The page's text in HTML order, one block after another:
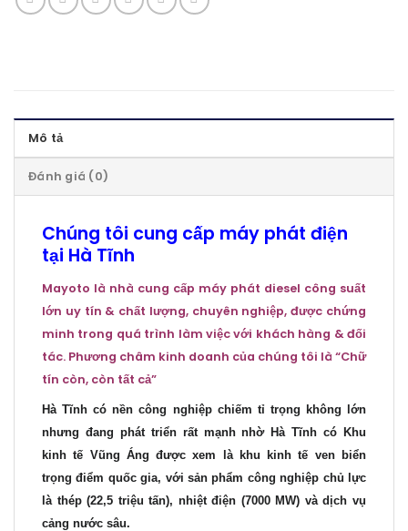
Mô tả
Đánh giá (0)
Chúng tôi cung cấp máy phát điện
tại Hà Tĩnh
Mayoto là nhà cung cấp máy phát diesel công suất
lớn uy tín & chất lượng, chuyên nghiệp, được chứng
minh trong quá trình làm việc với khách hàng & đối
tác. Phương châm kinh doanh của chúng tôi là “Chữ
tín còn, còn tất cả”
Hà Tĩnh có nền công nghiệp chiếm tỉ trọng không lớn
nhưng đang phát triển rất mạnh nhờ Hà Tĩnh có Khu
kinh tế Vũng Áng được xem là khu kinh tế ven biển
trọng điểm quốc gia, với sản phẩm công nghiệp chủ lực
là thép (22,5 triệu tấn), nhiệt điện (7000 MW) và dịch vụ
cảng nước sâu.